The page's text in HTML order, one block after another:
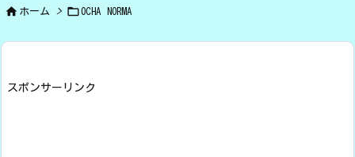

 ホーム > OCHA NORMA
スポンサーリンク